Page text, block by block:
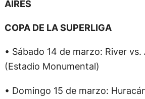
AIRES
COPA DE LA SUPERLIGA
• Sábado 14 de marzo: River
(Estadio Monumental)
• Domingo 15 de marzo: